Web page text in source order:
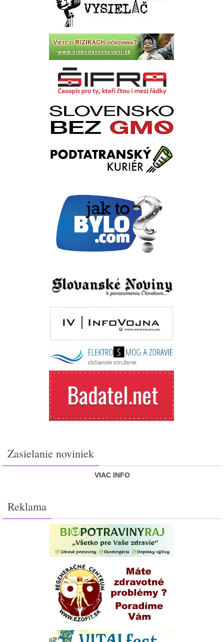
Zasielanie noviniek
VIAC INFO
Reklama